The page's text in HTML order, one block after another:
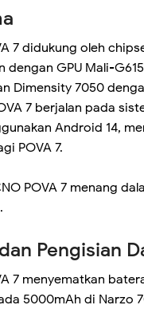
7 didukung oleh
dengan GPU Mali-
Dimensity 7050
7 berjalan pada
Android 14,
POVA 7.
POVA 7 menang
Pengisian
7 menyematkan
5000mAh di Narzo